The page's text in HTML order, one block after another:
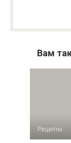
Вам
Рецепты